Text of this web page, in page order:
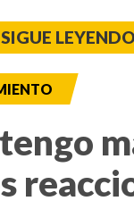
SIGUE LEYENDO